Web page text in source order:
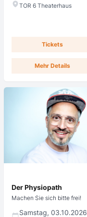
TOR 6 Theaterhaus
Tickets
Mehr Details
Der Physiopath
Machen Sie sich bitte frei!
Samstag, 03.10.2026